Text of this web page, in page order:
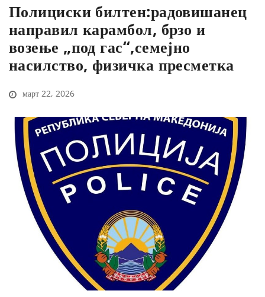
Полициски билтен:радовишанец
направил карамбол, брзо и
возење „под гас“,семејно
насилство, физичка пресметка
март 22, 2026